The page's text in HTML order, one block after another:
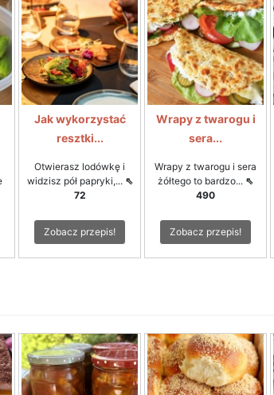
Jak wykorzystać
resztki...
Otwierasz lodówkę i
widzisz pół papryki,... ⇖
72
Zobacz przepis!
Wrapy z twarogu i
sera...
Wrapy z twarogu i sera
żółtego to bardzo... ⇖
490
Zobacz przepis!